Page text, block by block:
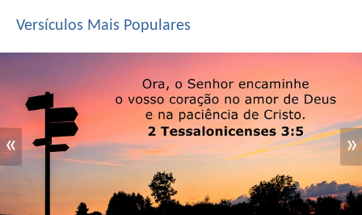
Versículos Mais Populares
« »